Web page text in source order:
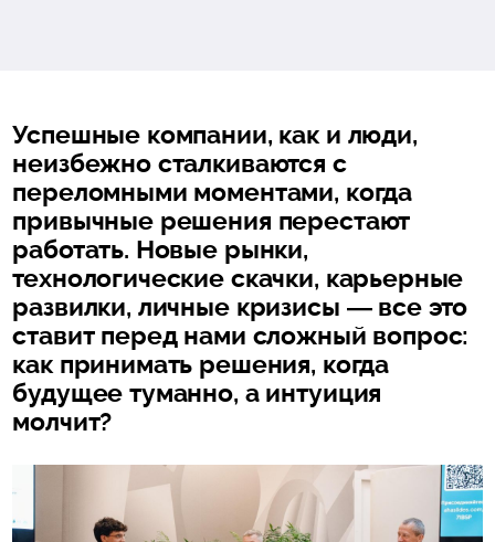
Успешные компании, как и люди,
неизбежно сталкиваются с
переломными моментами, когда
привычные решения перестают
работать. Новые рынки,
технологические скачки, карьерные
развилки, личные кризисы — все это
ставит перед нами сложный вопрос:
как принимать решения, когда
будущее туманно, а интуиция
молчит?